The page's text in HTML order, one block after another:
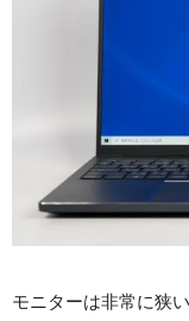
モニターは非常に狭